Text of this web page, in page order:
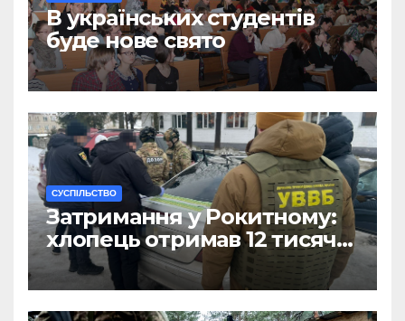
В українських студентів
буде нове свято
CУСПІЛЬСТВО
Затримання у Рокитному:
хлопець отримав 12 тисяч
Євро за допомогу
чоловікам